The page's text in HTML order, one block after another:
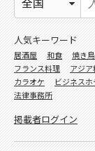
人気キーワード
居酒屋 和食 焼き鳥
フランス料理
アジ
カラオケ
ビジネス
法律事務所
掲載者ログイン